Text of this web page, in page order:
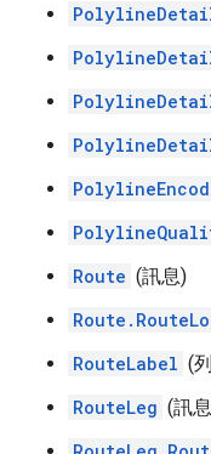
Route (訊息)
RouteLabel (
RouteLeg (訊